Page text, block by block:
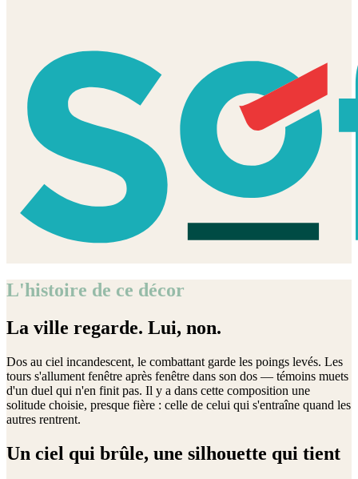
L'histoire de ce décor
La ville regarde. Lui, non.
Dos au ciel incandescent, le combattant garde les poings levés. Les
tours s'allument fenêtre après fenêtre dans son dos — témoins muets
d'un duel qui n'en finit pas. Il y a dans cette composition une
solitude choisie, presque fière : celle de celui qui s'entraîne quand les
autres rentrent.
Un ciel qui brûle, une silhouette qui tient